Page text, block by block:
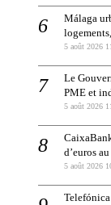
Málaga
5 août 2026
Le
PME et
5 août 2026
d’euros
5 août 2026